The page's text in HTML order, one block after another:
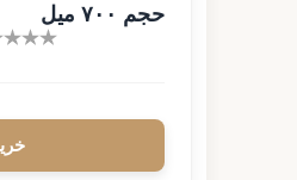
حجم ۷۰۰ میل